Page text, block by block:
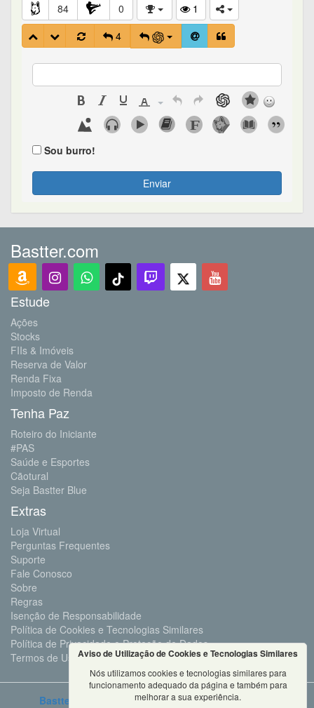
84 0
1
4
Sou burro!
Enviar
Bastter.com
Estude
Ações
Stocks
FIIs & Imóveis
Reserva de Valor
Renda Fixa
Imposto de Renda
Tenha Paz
Roteiro do Iniciante
#PAS
Saúde e Esportes
Cãotural
Seja Bastter Blue
Extras
Loja Virtual
Perguntas Frequentes
Suporte
Fale Conosco
Sobre
Regras
Isenção de Responsabilidade
Política de Cookies e Tecnologias Similares
Política de Privacidade e Proteção de Dados
Termos de Uso
Bastter.com 2001 ©Todos os Direitos Reservados
Aviso de Utilização de Cookies e Tecnologias Similares
Nós utilizamos cookies e tecnologias similares para
funcionamento adequado da página e também para
melhorar a sua experiência.